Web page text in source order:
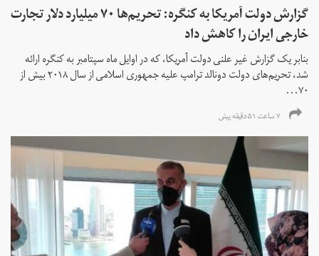
گزارش دولت آمریکا به کنگره: تحریم‌ها ۷۰ میلیارد دلار تجارت
خارجی ایران را کاهش داد
بنابر یک گزارش غیر علنی دولت آمریکا، که در اوایل ماه سپتامبر به کنگره ارائه
شد، تحریم‌های دولت دونالد ترامپ علیه جمهوری اسلامی از سال ۲۰۱۸ بیش از
۷۰...
۷ ساعت ۵۱ دقیقه پیش